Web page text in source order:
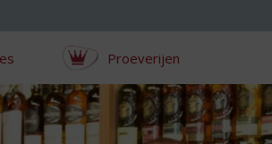
Proeverijen